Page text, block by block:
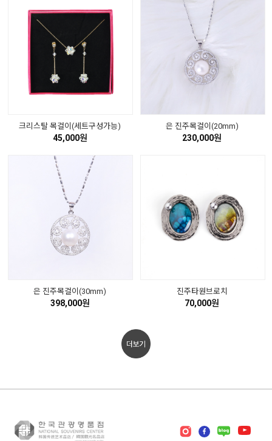
크리스탈 목걸이(세트구성가능)
45,000원
은 진주목걸이(20mm)
230,000원
은 진주목걸이(30mm)
398,000원
진주타원브로치
70,000원